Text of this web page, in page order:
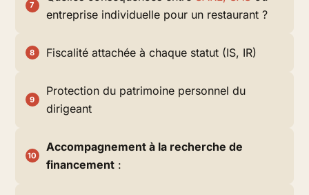
entreprise individuelle pour un restaurant ?
Fiscalité attachée à chaque statut (IS, IR)
Protection du patrimoine personnel du
dirigeant
Accompagnement à la recherche de
financement :